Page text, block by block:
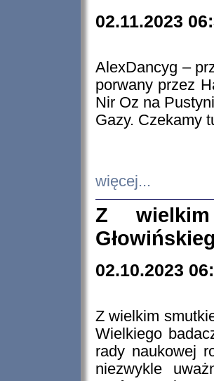
02.11.2023
AlexDancyg –
porwany przez
Nir Oz na
Gazy. Czekamy
więcej...
Z
02.10.2023
Z wielkim
Wielkiego
rady naukowej
niezwykle